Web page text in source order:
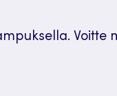
Voitte